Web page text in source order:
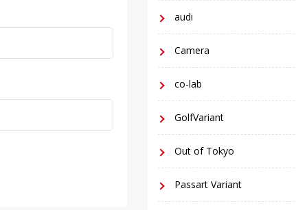
audi
Camera
co-lab
GolfVariant
Out of Tokyo
Passart Variant